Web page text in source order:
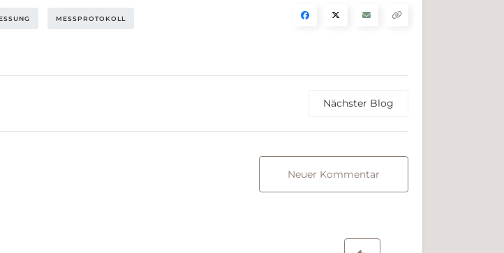
MESSPROTOKOLL
Nächster Blog
Neuer Kommentar